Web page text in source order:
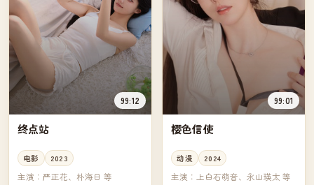
99:12
终点站
电影 2023
主演： 严正花、朴海日 等
99:01
樱色信使
动漫 2024
主演： 上白石萌音、永山瑛太 等